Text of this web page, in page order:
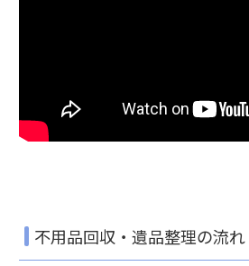
不用品回収・遺品整理の流れ